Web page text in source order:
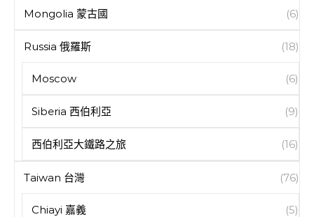
Mongolia 蒙古國 (6)
Russia 俄羅斯 (18)
Moscow (6)
Siberia 西伯利亞 (9)
西伯利亞大鐵路之旅 (16)
Taiwan 台灣 (76)
Chiayi 嘉義 (5)